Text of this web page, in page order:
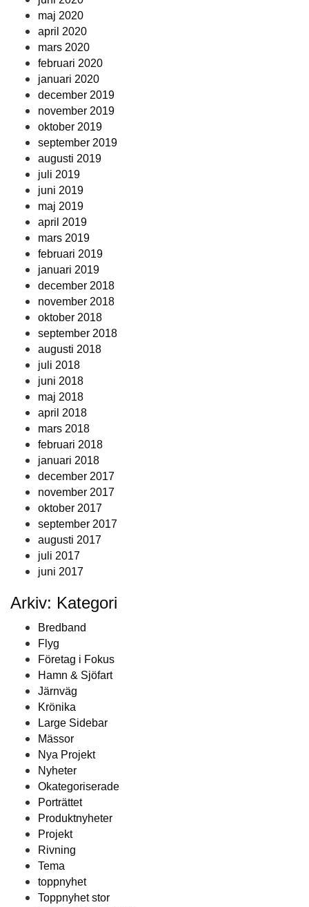
maj 2020
april 2020
mars 2020
februari 2020
januari 2020
december 2019
november 2019
oktober 2019
september 2019
augusti 2019
juli 2019
juni 2019
maj 2019
april 2019
mars 2019
februari 2019
januari 2019
december 2018
november 2018
oktober 2018
september 2018
augusti 2018
juli 2018
juni 2018
maj 2018
april 2018
mars 2018
februari 2018
januari 2018
december 2017
november 2017
oktober 2017
september 2017
augusti 2017
juli 2017
juni 2017
Arkiv: Kategori
Bredband
Flyg
Företag i Fokus
Hamn & Sjöfart
Järnväg
Krönika
Large Sidebar
Mässor
Nya Projekt
Nyheter
Okategoriserade
Porträttet
Produktnyheter
Projekt
Rivning
Tema
toppnyhet
Toppnyhet stor